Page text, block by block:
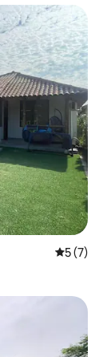
Note
5 (7)